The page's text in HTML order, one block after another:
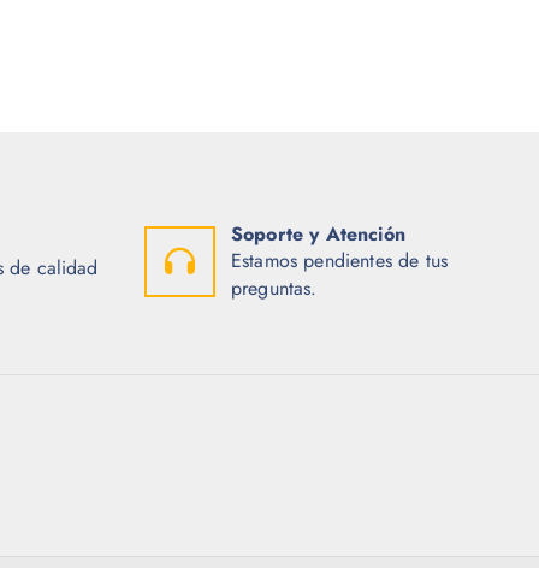
de calidad
Soporte y Atención
Estamos pendientes de tus
preguntas.